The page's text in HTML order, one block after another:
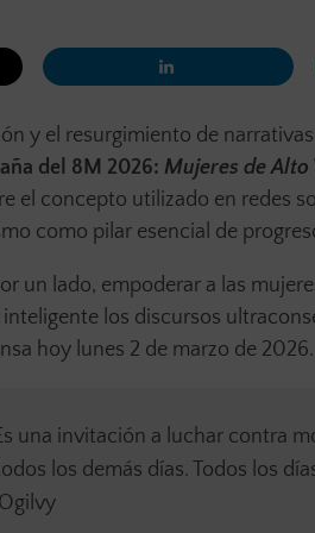
y el resurgimiento de
del 8M 2026: Mujeres de Alto
el concepto utilizado en redes
como pilar esencial de
un lado, empoderar a las
los discursos
hoy lunes 2 de marzo de 2026.
una invitación a luchar contra
los demás días. Todos los